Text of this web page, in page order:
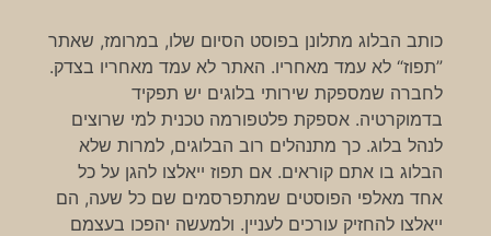
כותב הבלוג מתלונן בפוסט הסיום שלו, במרומז, שאתר
”תפוז“ לא עמד מאחריו. האתר לא עמד מאחריו בצדק.
לחברה שמספקת שירותי בלוגים יש תפקיד
בדמוקרטיה. אספקת פלטפורמה טכנית למי שרוצים
לנהל בלוג. כך מתנהלים רוב הבלוגים, למרות שלא
הבלוג בו אתם קוראים. אם תפוז ייאלצו להגן על כל
אחד מאלפי הפוסטים שמתפרסמים שם כל שעה, הם
ייאלצו להחזיק עורכים לעניין. ולמעשה יהפכו בעצמם